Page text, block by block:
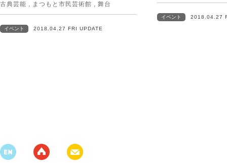
古典芸能 , まつもと市民芸術館 , 舞台
イベント 2018.04.27 FRI UPDATE
イベント 2018.04.27